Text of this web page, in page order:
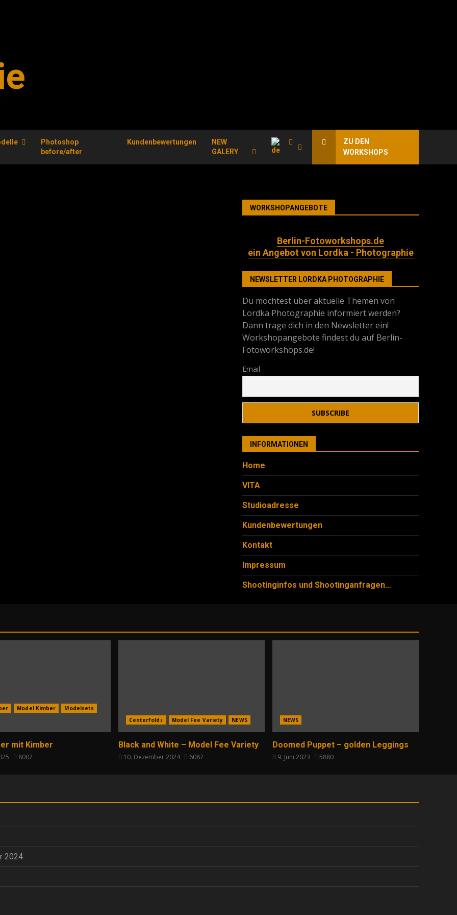
Photoshop
before/after
Kundenbewertungen
NEW
GALERY
ZU DEN
WORKSHOPS
WORKSHOPANGEBOTE
Berlin-Fotoworkshops.de
ein Angebot von Lordka - Photographie
NEWSLETTER LORDKA PHOTOGRAPHIE
Du möchtest über aktuelle Themen von
Lordka Photographie informiert werden?
Dann trage dich in den Newsletter ein!
Workshopangebote findest du auf Berlin-
Fotoworkshops.de!
Email
INFORMATIONEN
Home
VITA
Studioadresse
Kundenbewertungen
Kontakt
Impressum
Shootinginfos und Shootinganfragen…
Model Kimber
Modelsets
mit Kimber
8007
Centerfolds Model Fee Variety NEWS
Black and White – Model Fee Variety
10. Dezember 2024 6087
NEWS
Doomed Puppet – golden Leggings
9. Juni 2023 5880
2024